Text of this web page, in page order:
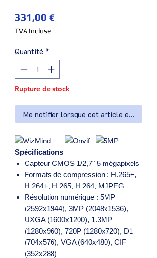
331,00 €Prix
TVA Incluse
Quantité *
Rupture de stock
Me notifier lorsque cet article est
Spécifications
Capteur CMOS 1/2,7" 5 mégapixels
Formats de compression : H.265+,
H.264+, H.265, H.264, MJPEG
Résolution numérique : 5MP
(2592x1944), 3MP (2048x1536),
UXGA (1600x1200), 1.3MP
(1280x960), 720P (1280x720), D1
(704x576), VGA (640x480), CIF
(352x288)